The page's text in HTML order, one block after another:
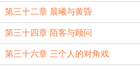
第三十二章 晨曦与黄昏
第三十四章 陌客与顾问
第三十六章 三个人的对角戏